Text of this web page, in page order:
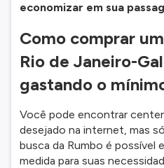
economizar em sua
Como comprar
Rio de Janeiro-
gastando o
Você pode encontrar
desejado na internet, mas
busca da Rumbo é possível
medida para suas